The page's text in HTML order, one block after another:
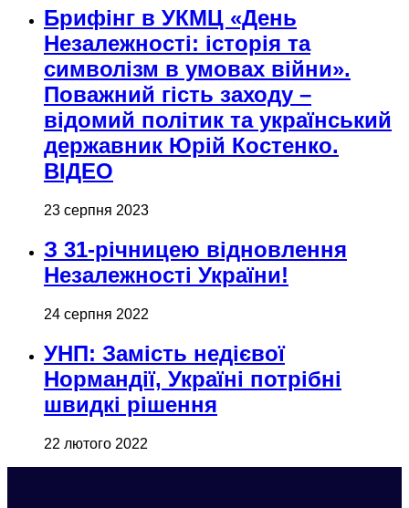
Брифінг в УКМЦ «День
Незалежності: історія та
символізм в умовах війни».
Поважний гість заходу –
відомий політик та український
державник Юрій Костенко.
ВІДЕО
23 серпня 2023
З 31-річницею відновлення
Незалежності України!
24 серпня 2022
УНП: Замість недієвої
Нормандії, Україні потрібні
швидкі рішення
22 лютого 2022